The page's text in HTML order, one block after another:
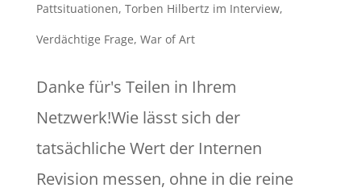
Pattsituationen, Torben Hilbertz im Interview,
Verdächtige Frage, War of Art
Danke für's Teilen in Ihrem
Netzwerk!Wie lässt sich der
tatsächliche Wert der Internen
Revision messen, ohne in die reine